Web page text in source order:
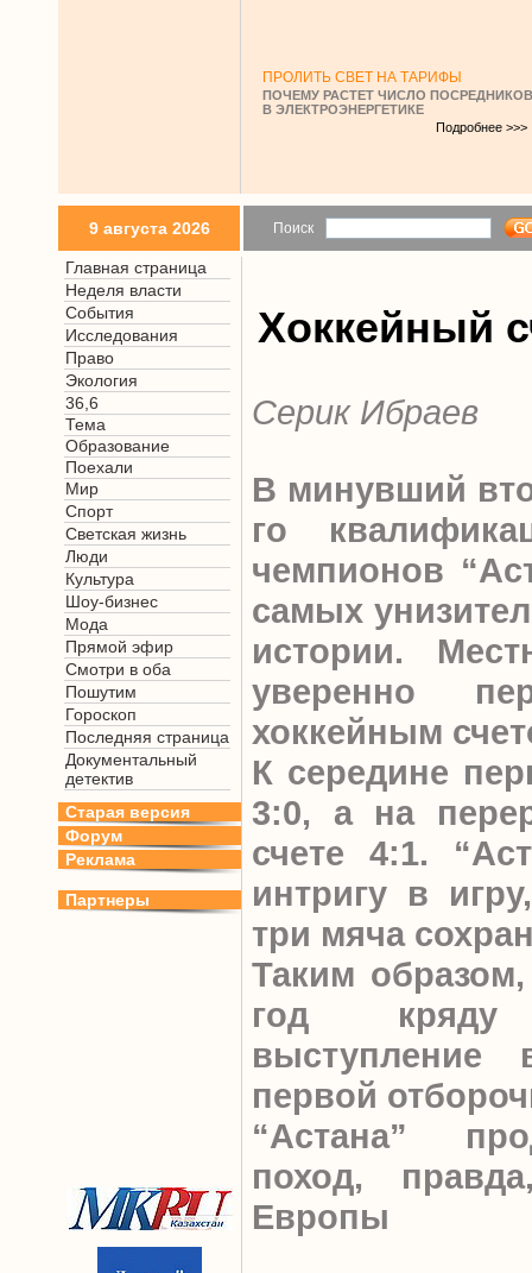
ПРОЛИТЬ СВЕТ НА ТАРИФЫ
ПОЧЕМУ РАСТЕТ ЧИСЛО ПОСРЕДНИКОВ
В ЭЛЕКТРОЭНЕРГЕТИКЕ
Подробнее >>>
9 августа 2026 Поиск
Главная страница
Неделя власти
События
Исследования
Право
Экология
36,6
Тема
Образование
Поехали
Мир
Спорт
Светская жизнь
Люди
Культура
Шоу-бизнес
Мода
Прямой эфир
Смотри в оба
Пошутим
Гороскоп
Последняя страница
Документальный
детектив
Старая версия
Форум
Реклама
Партнеры
Хоккейный
Серик Ибраев
В минувший
го
чемпионов
самых
истории.
уверенно
хоккейным
К середине
3:0, а на
счете 4:1.
интригу в
три мяча
Таким
год кряду
первой
“Астана”
поход,
Европы